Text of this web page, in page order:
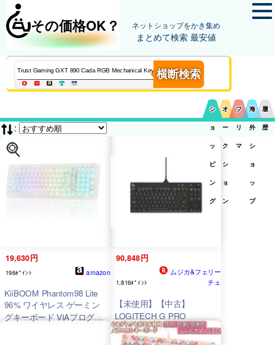
その価格OK？ ネットショップをかき集め
まとめて検索 最安値
横断検索
シ
ョ
ッ
ピ
ン
グ
オ
ー
ク
シ
ョ
ン
フ
リ
マ
海
外
シ
ョ
ッ
プ
履
歴
:
19,630円
196ﾎﾟｲﾝﾄ amazon
KiiBOOM Phantom98 Lite
96% ワイヤレス ゲーミン
グキーボード VIAプログラ
90,848円
1,816ﾎﾟｲﾝﾄ
ムジカ&フェリー
チェ
【未使用】【中古】
LOGITECH G PRO
MECHANICAL GAMING
KEYBOARD (BLACK)